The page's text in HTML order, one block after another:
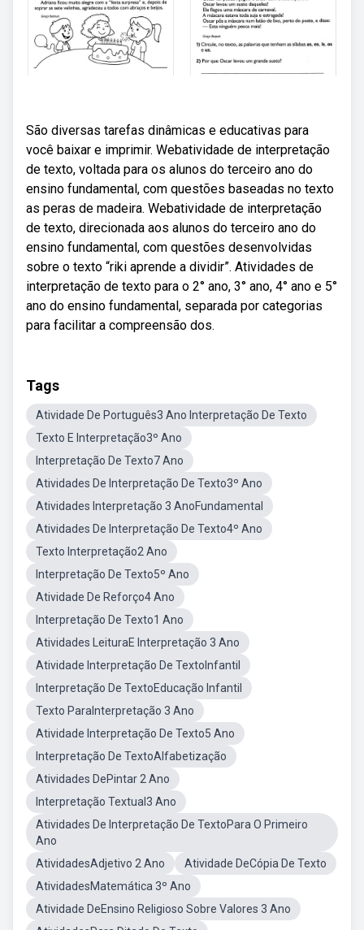
São diversas tarefas dinâmicas e educativas para
você baixar e imprimir. Webatividade de interpretação
de texto, voltada para os alunos do terceiro ano do
ensino fundamental, com questões baseadas no texto
as peras de madeira. Webatividade de interpretação
de texto, direcionada aos alunos do terceiro ano do
ensino fundamental, com questões desenvolvidas
sobre o texto “riki aprende a dividir”. Atividades de
interpretação de texto para o 2° ano, 3° ano, 4° ano e 5°
ano do ensino fundamental, separada por categorias
para facilitar a compreensão dos.
Tags
Atividade De Português3 Ano Interpretação De Texto
Texto E Interpretação3º Ano
Interpretação De Texto7 Ano
Atividades De Interpretação De Texto3º Ano
Atividades Interpretação 3 AnoFundamental
Atividades De Interpretação De Texto4º Ano
Texto Interpretação2 Ano
Interpretação De Texto5º Ano
Atividade De Reforço4 Ano
Interpretação De Texto1 Ano
Atividades LeituraE Interpretação 3 Ano
Atividade Interpretação De TextoInfantil
Interpretação De TextoEducação Infantil
Texto ParaInterpretação 3 Ano
Atividade Interpretação De Texto5 Ano
Interpretação De TextoAlfabetização
Atividades DePintar 2 Ano
Interpretação Textual3 Ano
Atividades De Interpretação De TextoPara O Primeiro
Ano
AtividadesAdjetivo 2 Ano
Atividade DeCópia De Texto
AtividadesMatemática 3º Ano
Atividade DeEnsino Religioso Sobre Valores 3 Ano